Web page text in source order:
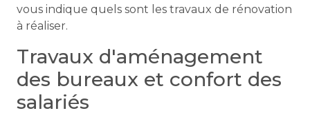
vous indique quels sont les travaux de rénovation
à réaliser.
Travaux d'aménagement
des bureaux et confort des
salariés